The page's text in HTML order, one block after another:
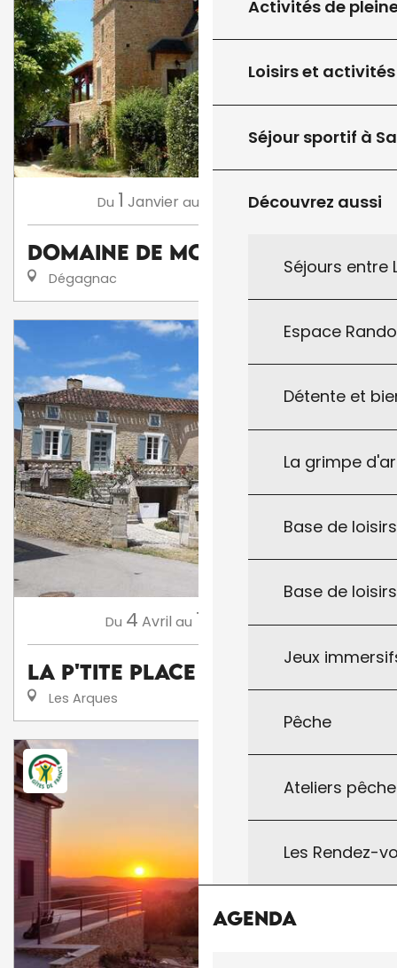
Activités de
Loisirs et activités
Séjour sportif à
Découvrez aussi
Séjours entre
Espace
Détente et
La grimpe
Base de
Base de
Jeux
Pêche
Ateliers
Les Rendez-
Agenda
Du 1 Janvier au Décembre
Domaine De Montsalvy
Dégagnac
Du 4 Avril au 15 Novembre
La P'tite Place
Les Arques